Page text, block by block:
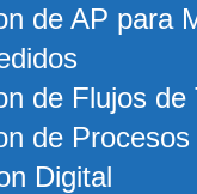
de AP para
de Flujos de
de Procesos
Digital